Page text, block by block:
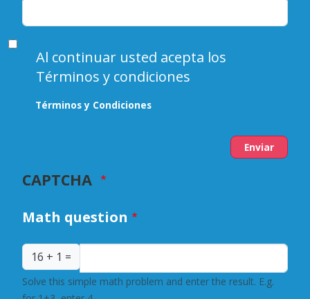
Al continuar usted acepta los
Términos y condiciones
Términos y Condiciones
Enviar
CAPTCHA
Math question
16 + 1 =
Solve this simple math problem and enter the result. E.g.